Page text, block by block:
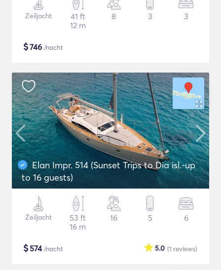
Zeiljacht
41 ft
12 m
8 3 3
$746 /nacht
Elan Impr. 514 (Sunset Trips to Dia isl.-up
to 16 guests)
Zeiljacht
53 ft
16 m
16 5 6
$574/nacht (1 reviews)
5.0